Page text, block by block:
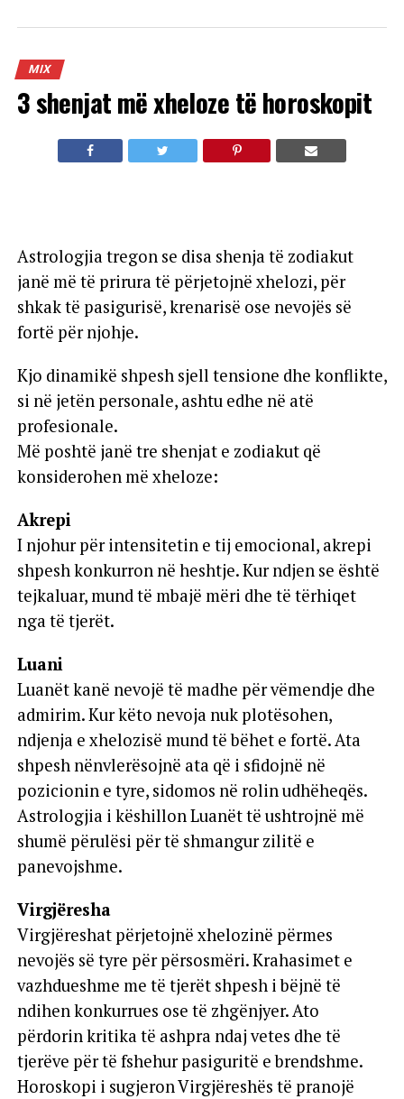
MIX
3 shenjat më xheloze të horoskopit
Astrologjia tregon se disa shenja të zodiakut
janë më të prirura të përjetojnë xhelozi, për
shkak të pasigurisë, krenarisë ose nevojës së
fortë për njohje.
Kjo dinamikë shpesh sjell tensione dhe konflikte,
si në jetën personale, ashtu edhe në atë
profesionale.
Më poshtë janë tre shenjat e zodiakut që
konsiderohen më xheloze:
Akrepi
I njohur për intensitetin e tij emocional, akrepi
shpesh konkurron në heshtje. Kur ndjen se është
tejkaluar, mund të mbajë mëri dhe të tërhiqet
nga të tjerët.
Luani
Luanët kanë nevojë të madhe për vëmendje dhe
admirim. Kur këto nevoja nuk plotësohen,
ndjenja e xhelozisë mund të bëhet e fortë. Ata
shpesh nënvlerësojnë ata që i sfidojnë në
pozicionin e tyre, sidomos në rolin udhëheqës.
Astrologjia i këshillon Luanët të ushtrojnë më
shumë përulësi për të shmangur zilitë e
panevojshme.
Virgjëresha
Virgjëreshat përjetojnë xhelozinë përmes
nevojës së tyre për përsosmëri. Krahasimet e
vazhdueshme me të tjerët shpesh i bëjnë të
ndihen konkurrues ose të zhgënjyer. Ato
përdorin kritika të ashpra ndaj vetes dhe të
tjerëve për të fshehur pasiguritë e brendshme.
Horoskopi i sugjeron Virgjëreshës të pranojë